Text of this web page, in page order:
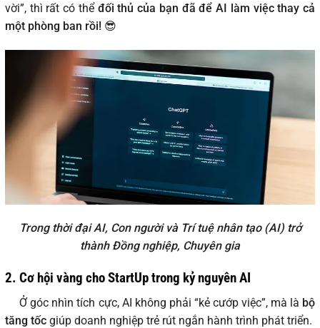
vời”, thì rất có thể đối thủ của bạn đã để AI làm việc thay cả
một phòng ban rồi! 😎
Trong thời đại AI, Con người và Trí tuệ nhân tạo (AI) trở
thành Đồng nghiệp, Chuyên gia
2. Cơ hội vàng cho StartUp trong kỷ nguyên AI
Ở góc nhìn tích cực, AI không phải “kẻ cướp việc”, mà là bộ
tăng tốc giúp doanh nghiệp trẻ rút ngắn hành trình phát triển.